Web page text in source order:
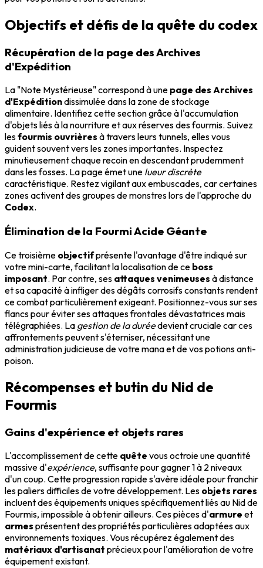
Objectifs et défis de la quête du codex
Récupération de la page des Archives
d'Expédition
La "Note Mystérieuse" correspond à une page des Archives
d'Expéditiondissimulée dans la zone de stockage
alimentaire. Identifiez cette section grâce à l'accumulation
d'objets liés à la nourriture et aux réserves des fourmis. Suivez
lesfourmis ouvrières à travers leurs tunnels, elles vous
guident souvent vers les zones importantes. Inspectez
minutieusement chaque recoin en descendant prudemment
dans les fosses. La page émet une lueur discrète
caractéristique. Restez vigilant aux embuscades, car certaines
zones activent des groupes de monstres lors de l'approche du
Codex.
Élimination de la Fourmi Acide Géante
Ce troisième objectifprésente l'avantage d'être indiqué sur
votre mini-carte, facilitant la localisation de ce boss
imposant. Par contre, ses attaques venimeuses à distance
et sa capacité à infliger des dégâts corrosifs constants rendent
ce combat particulièrement exigeant. Positionnez-vous sur ses
flancs pour éviter ses attaques frontales dévastatrices mais
télégraphiées. La gestion de la duréedevient cruciale car ces
affrontements peuvent s'éterniser, nécessitant une
administration judicieuse de votre mana et de vos potions anti-
poison.
Récompenses et butin du Nid de
Fourmis
Gains d'expérience et objets rares
L'accomplissement de cette quête vous octroie une quantité
massive d'expérience, suffisante pour gagner 1 à 2 niveaux
d'un coup. Cette progression rapide s'avère idéale pour franchir
les paliers difficiles de votre développement. Les objets rares
incluent des équipements uniques spécifiquement liés au Nid de
Fourmis, impossible à obtenir ailleurs. Ces pièces d'armure et
armes présentent des propriétés particulières adaptées aux
environnements toxiques. Vous récupérez également des
matériaux d'artisanat précieux pour l'amélioration de votre
équipement existant.